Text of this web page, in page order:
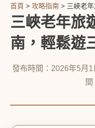
首頁 > 攻略指南 > 三峽老
三峽老年旅
南，輕鬆遊
發布時間：2026年5月